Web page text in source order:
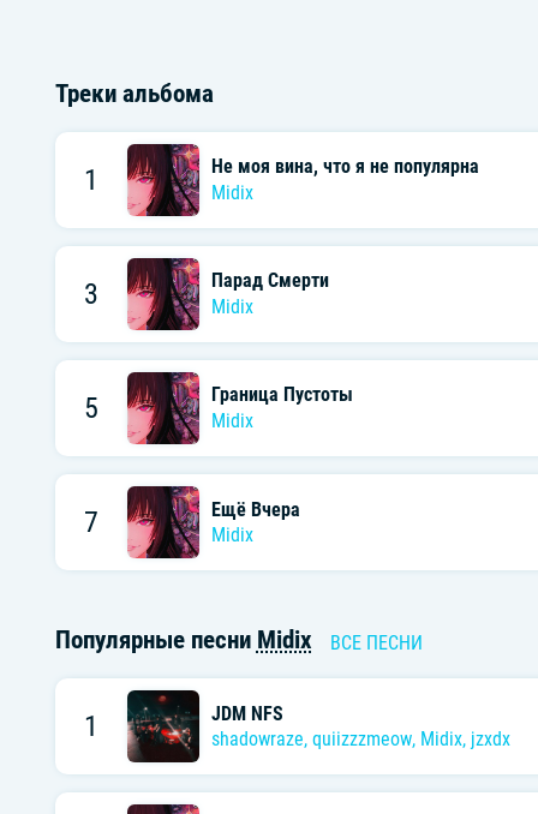
Треки альбома
1
Не моя вина, что я не популярна
Midix
3
Парад Смерти
Midix
5
Граница Пустоты
Midix
7
Ещё Вчера
Midix
Популярные песни Midix ВСЕ ПЕСНИ
1
JDM NFS
shadowraze, quiizzzmeow, Midix, jzxdx